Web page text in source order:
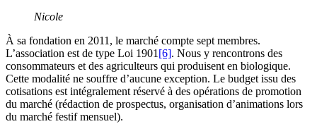
Nicole
À sa fondation en 2011, le marché compte sept membres.
L’association est de type Loi 1901 [6]. Nous y rencontrons des
consommateurs et des agriculteurs qui produisent en biologique.
Cette modalité ne souffre d’aucune exception. Le budget issu des
cotisations est intégralement réservé à des opérations de promotion
du marché (rédaction de prospectus, organisation d’animations lors
du marché festif mensuel).